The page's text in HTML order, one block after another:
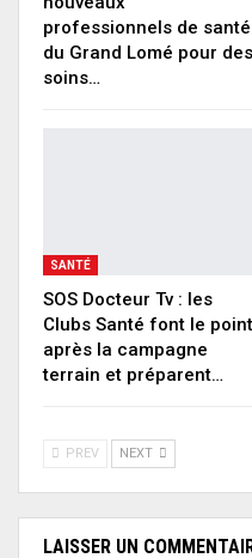
professionnels de santé
du Grand Lomé pour des
soins…
SANTÉ
SOS Docteur Tv : les
Clubs Santé font le point
après la campagne
terrain et préparent…
PREV NEXT
LAISSER UN